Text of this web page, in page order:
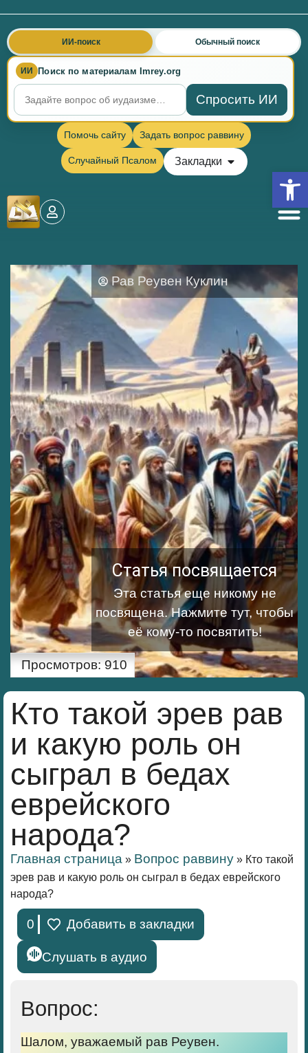
ИИ Поиск по материалам Imrey.org
Спросить ИИ
ИИ-поиск Обычный поиск
Помочь сайту Задать вопрос раввину
Случайный Псалом Закладки
Рав Реувен Куклин
Статья посвящается
Эта статья еще никому не
посвящена.Нажмите тут, чтобы
её кому-то посвятить!
Просмотров: 910
Кто такой эрев рав
и какую роль он
сыграл в бедах
еврейского
народа?
Главная страница » Вопрос раввину » Кто такой
эрев рав и какую роль он сыграл в бедах еврейского
народа?
0 Добавить в закладки
Слушать в аудио
Вопрос:
Шалом, уважаемый рав Реувен.